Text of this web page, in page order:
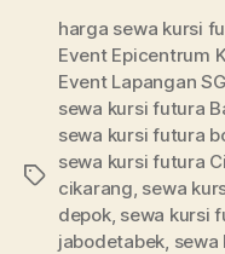
Tag
harga sewa kursi
Event Epicentrum
Event Lapangan
sewa kursi futura
sewa kursi futura
sewa kursi futura
cikarang, sewa
depok, sewa kursi
jabodetabek, sewa